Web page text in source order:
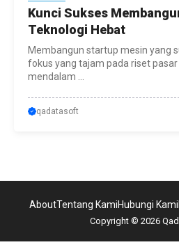
Kunci Sukses
Teknologi Hebat
Membangun startup mesin yang
fokus yang tajam pada riset
mendalam ...
qadatasoft
Copyright © 2026
AboutTentang KamiHubungi Kami